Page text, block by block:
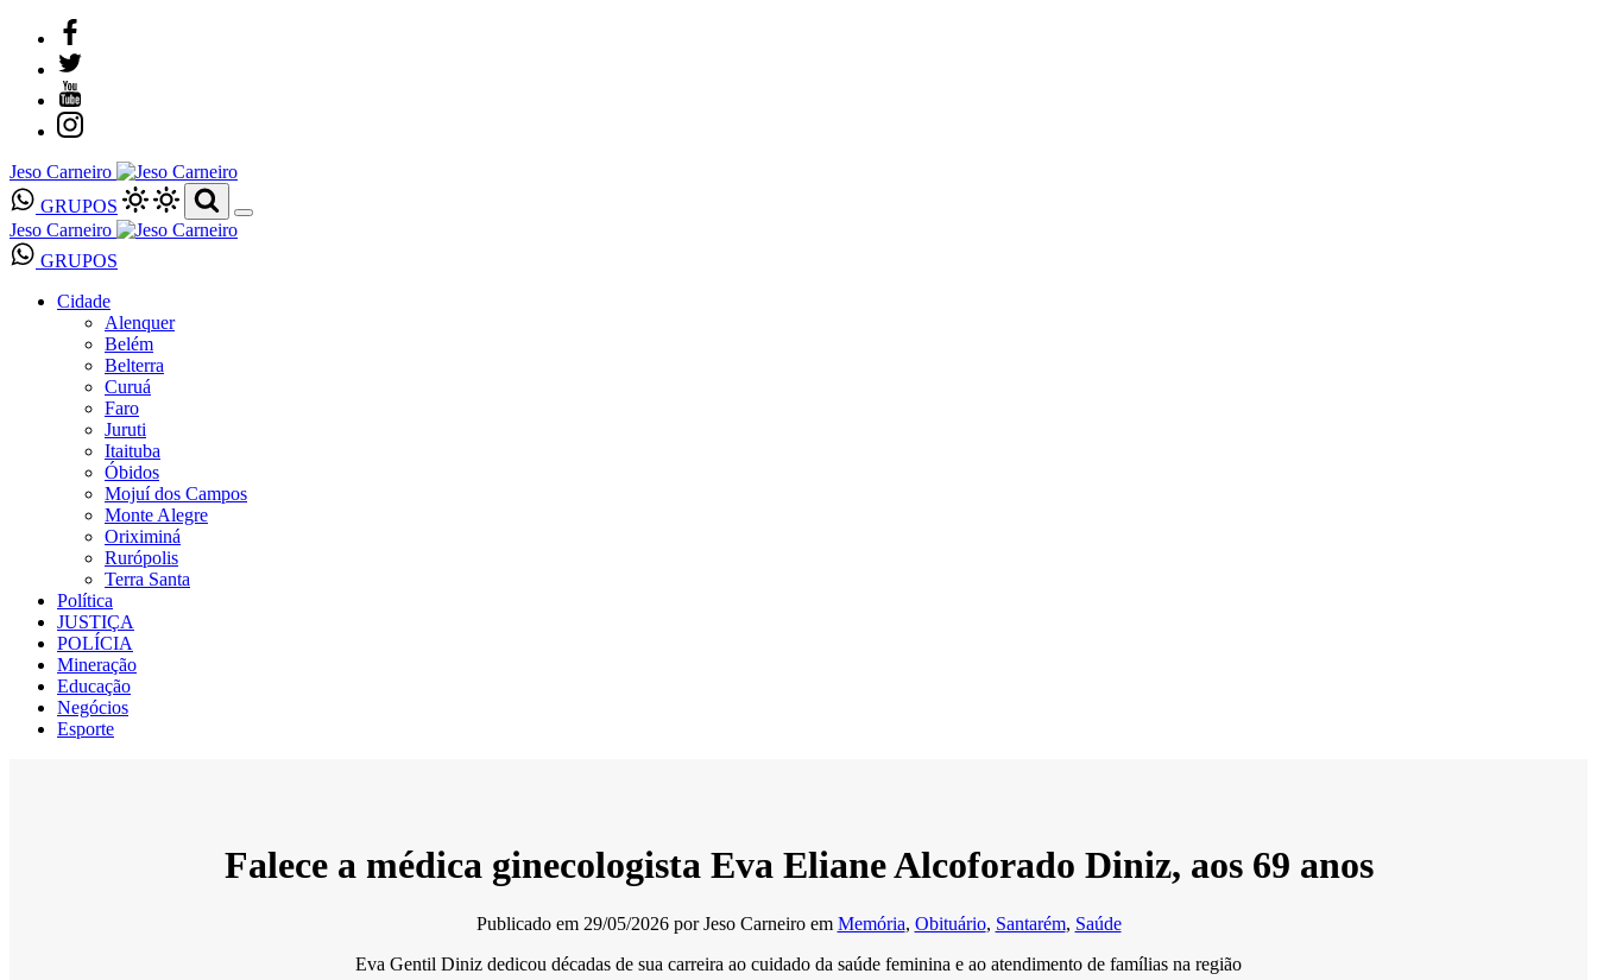
Jeso Carneiro
GRUPOS
Jeso Carneiro
GRUPOS
Cidade
Alenquer
Belém
Belterra
Curuá
Faro
Juruti
Itaituba
Óbidos
Mojuí dos Campos
Monte Alegre
Oriximiná
Rurópolis
Terra Santa
Política
JUSTIÇA
POLÍCIA
Mineração
Educação
Negócios
Esporte
Falece a médica ginecologista Eva Eliane Alcoforado Diniz, aos 69 anos
Publicado em 29/05/2026 porJeso Carneiro em Memória, Obituário, Santarém, Saúde
Eva Gentil Diniz dedicou décadas de sua carreira ao cuidado da saúde feminina e ao atendimento de famílias na região